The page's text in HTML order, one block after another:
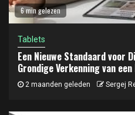
6 min gelezen
Tablets
Een Nieuwe Standaard voor
Grondige Verkenning van
2 maanden geleden Sergej